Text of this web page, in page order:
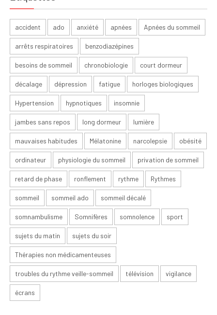
accident ado anxiété apnées Apnées du sommeil
arrêts respiratoires benzodiazépines
besoins de sommeil chronobiologie court dormeur
décalage dépression fatigue horloges biologiques
Hypertension hypnotiques insomnie
jambes sans repos long dormeur lumière
mauvaises habitudes Mélatonine narcolepsie obésité
ordinateur physiologie du sommeil privation de sommeil
retard de phase ronflement rythme Rythmes
sommeil sommeil ado sommeil décalé
somnambulisme Somnifères somnolence sport
sujets du matin sujets du soir
Thérapies non médicamenteuses
troubles du rythme veille-sommeil télévision vigilance
écrans